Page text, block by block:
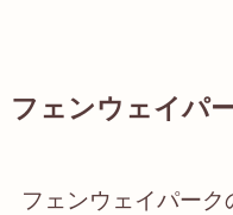
フェンウェイパ
フェンウェイパーク